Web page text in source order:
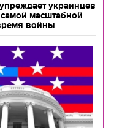
украинцев
масштабной
войны